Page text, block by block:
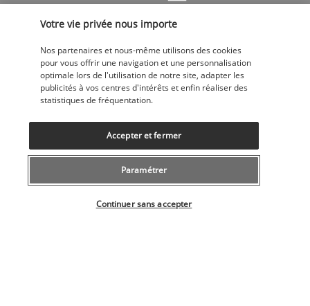
SUIVEZ-NOUS
CONTACTEZ-NOUS
043 508 19 00
Votre vie privée nous importe
Nos partenaires et nous-même utilisons des cookies
pour vous offrir une navigation et une personnalisation
optimale lors de l'utilisation de notre site, adapter les
publicités à vos centres d'intérêts et enfin réaliser des
statistiques de fréquentation.
Paramétrer
Continuer sans accepter
Accepter et fermer